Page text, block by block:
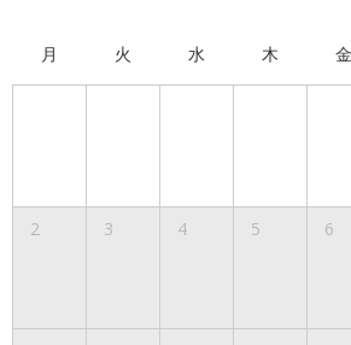
月 火 水 木 金
2 3 4 5 6